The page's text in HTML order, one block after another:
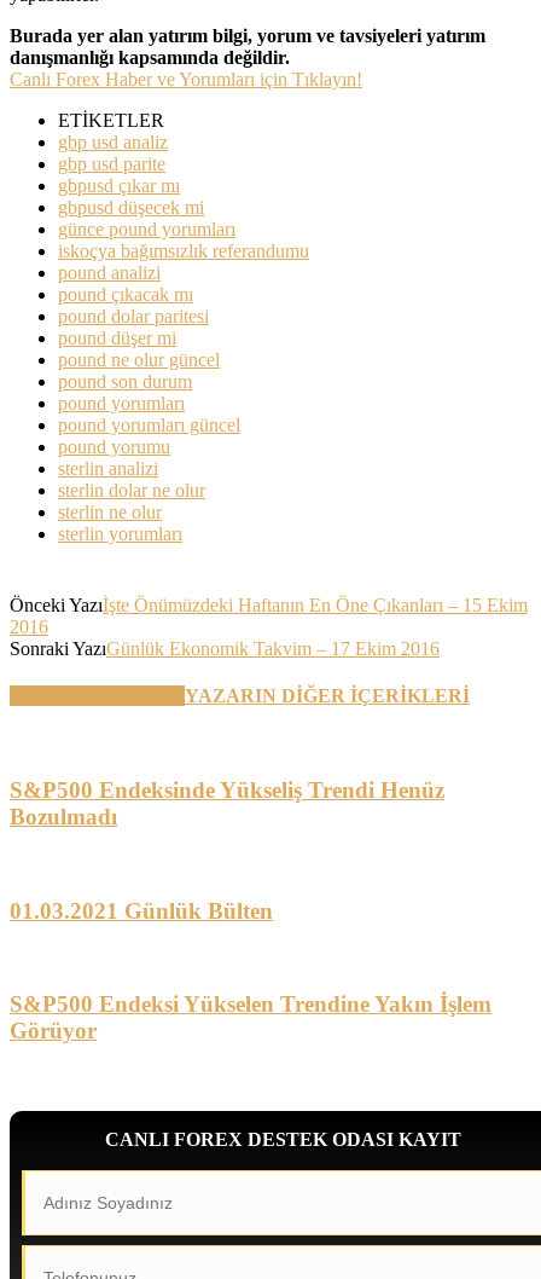
Burada yer alan yatırım bilgi, yorum ve tavsiyeleri yatırım
danışmanlığı kapsamında değildir.
Canlı Forex Haber ve Yorumları için Tıklayın!
ETİKETLER
gbp usd analiz
gbp usd parite
gbpusd çıkar mı
gbpusd düşecek mi
günce pound yorumları
iskoçya bağımsızlık referandumu
pound analizi
pound çıkacak mı
pound dolar paritesi
pound düşer mi
pound ne olur güncel
pound son durum
pound yorumları
pound yorumları güncel
pound yorumu
sterlin analizi
sterlin dolar ne olur
sterlin ne olur
sterlin yorumları
Önceki Yazıİşte Önümüzdeki Haftanın En Öne Çıkanları – 15 Ekim
2016
Sonraki YazıGünlük Ekonomik Takvim – 17 Ekim 2016
YAZARIN DİĞER İÇERİKLERİ
S&P500 Endeksinde Yükseliş Trendi Henüz
Bozulmadı
01.03.2021 Günlük Bülten
S&P500 Endeksi Yükselen Trendine Yakın İşlem
Görüyor
CANLI FOREX DESTEK ODASI KAYIT